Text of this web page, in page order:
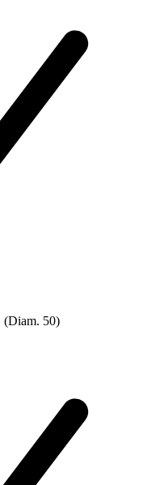
50)